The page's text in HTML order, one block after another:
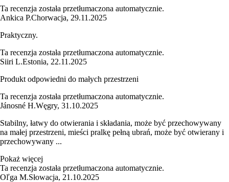
Ta recenzja została przetłumaczona automatycznie.
Ankica P.Chorwacja, 29.11.2025
Praktyczny.
Ta recenzja została przetłumaczona automatycznie.
Siiri L.Estonia, 22.11.2025
Produkt odpowiedni do małych przestrzeni
Ta recenzja została przetłumaczona automatycznie.
Jánosné H.Węgry, 31.10.2025
Stabilny, łatwy do otwierania i składania, może być przechowywany
na małej przestrzeni, mieści pralkę pełną ubrań, może być otwierany i
przechowywany ...
Pokaż więcej
Ta recenzja została przetłumaczona automatycznie.
Oľga M.Słowacja, 21.10.2025